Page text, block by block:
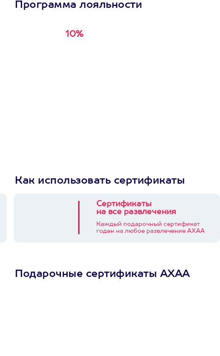
Программа лояльности
10%
Как использовать сертификаты
Сертификаты
на все развлечения
Каждый подарочный сертификат
годен на любое развлечение АХАА
Подарочные сертификаты АХАА